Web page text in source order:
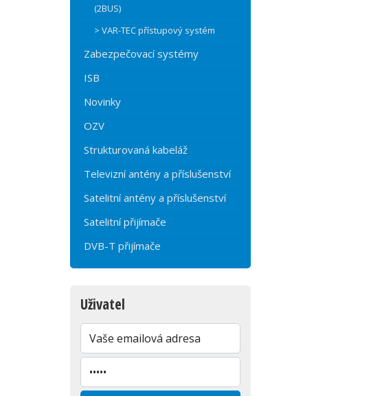
(2BUS)
> VAR-TEC přístupový systém
Zabezpečovací systémy
ISB
Novinky
OZV
Strukturovaná kabeláž
Televizní antény a příslušenství
Satelitní antény a příslušenství
Satelitní přijímače
DVB-T přijímače
Uživatel